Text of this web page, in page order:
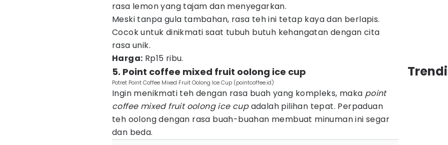
rasa lemon yang tajam dan menyegarkan.
Meski tanpa gula tambahan, rasa teh ini tetap kaya dan berlapis.
Cocok untuk dinikmati saat tubuh butuh kehangatan dengan cita
rasa unik.
Harga: Rp15 ribu.
5. Point coffee mixed fruit oolong ice cup
Potret Point Coffee Mixed Fruit Oolong Ice Cup (pointcoffee.id)
Ingin menikmati teh dengan rasa buah yang kompleks, maka point
coffee mixed fruit oolong ice cupadalah pilihan tepat. Perpaduan
teh oolong dengan rasa buah-buahan membuat minuman ini segar
dan beda.